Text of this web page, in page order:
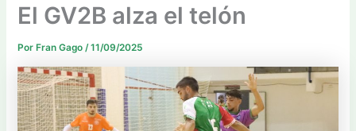
El GV2B alza el telón
PorFran Gago /11/09/2025